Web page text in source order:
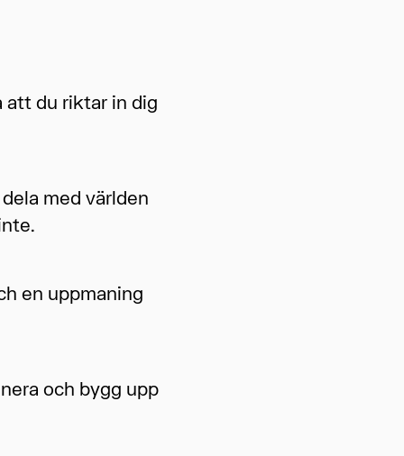
att du riktar in dig
med världen
en uppmaning
och bygg upp